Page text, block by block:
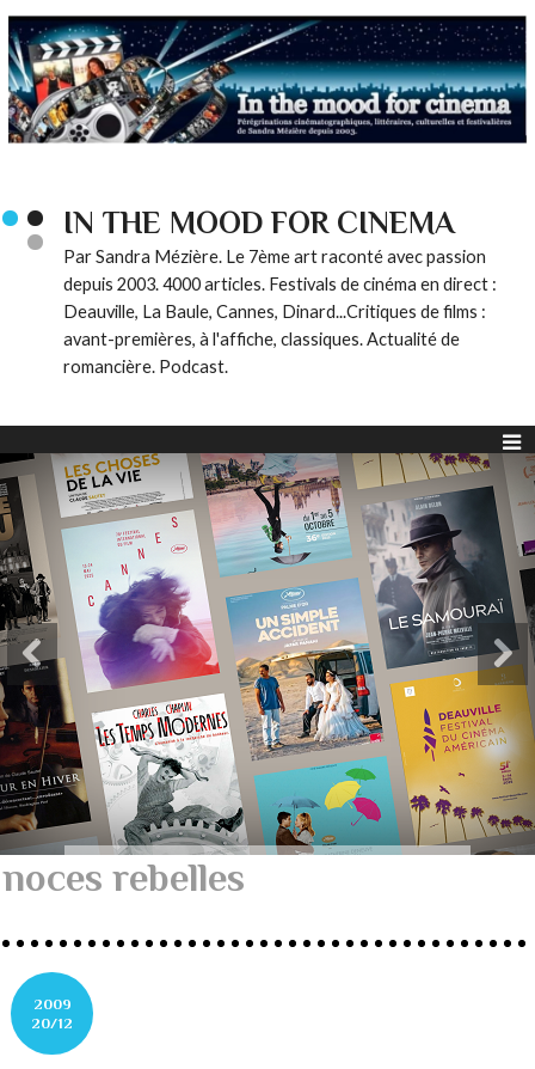
IN THE MOOD FOR CINEMA
Par Sandra Mézière. Le 7ème art raconté avec passion
depuis 2003. 4000 articles. Festivals de cinéma en direct :
Deauville, La Baule, Cannes, Dinard...Critiques de films :
avant-premières, à l'affiche, classiques. Actualité de
romancière. Podcast.
noces rebelles
2009
20/12